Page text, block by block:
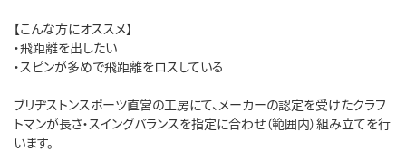
【こんな方にオススメ】
・飛距離を出したい
・スピンが多めで飛距離をロスしている
ブリヂストンスポーツ直営の工房にて、メーカーの認定を受けたクラフ
トマンが長さ・スイングバランスを指定に合わせ（範囲内）組み立てを行
います。